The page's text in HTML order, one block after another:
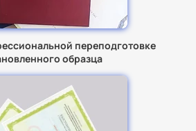
переподготовке
образца